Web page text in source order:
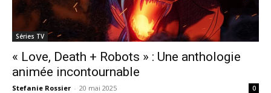
Séries TV
« Love, Death + Robots » : Une anthologie
animée incontournable
Stefanie Rossier - 20 mai 2025 0